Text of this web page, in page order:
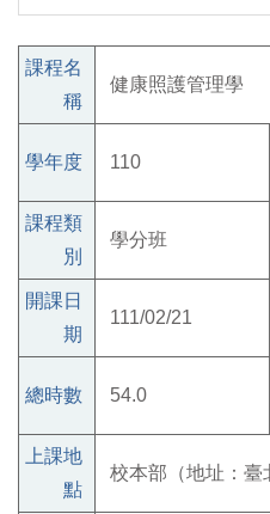
課程名
稱
健康照護管理學
學年度 110
課程類
別
學分班
開課日
期
111/02/21
總時數 54.0
上課地
點
校本部（地址：臺